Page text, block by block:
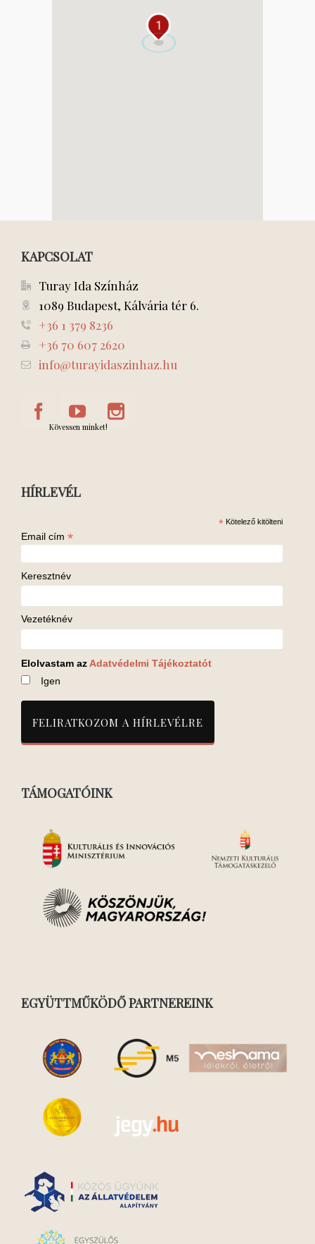
1
KAPCSOLAT
Turay Ida Színház
1089 Budapest, Kálvária tér 6.
+36 1 379 8236
+36 70 607 2620
info@turayidaszinhaz.hu
Kövessen minket!
HÍRLEVÉL
* Kötelező kitölteni
Email cím *
Keresztnév
Vezetéknév
Elolvastam az Adatvédelmi Tájékoztatót
Igen
TÁMOGATÓINK
EGYÜTTMŰKÖDŐ PARTNEREINK